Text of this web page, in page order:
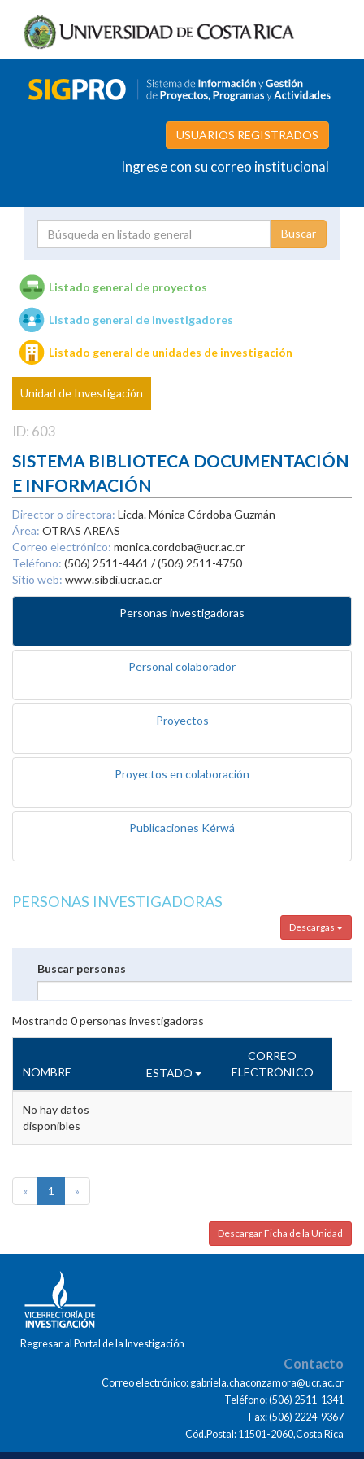
USUARIOS REGISTRADOS
Ingrese con su correo institucional
Unidades de investigación
Listado general de proyectos
Listado general de investigadores
Listado general de unidades de investigación
Unidad de Investigación
ID: 603
SISTEMA BIBLIOTECA DOCUMENTACIÓN
E INFORMACIÓN
Director o directora: Licda. Mónica Córdoba Guzmán
Área: OTRAS AREAS
Correo electrónico: monica.cordoba@ucr.ac.cr
Teléfono: (506) 2511-4461 / (506) 2511-4750
Sitio web: www.sibdi.ucr.ac.cr
Personas investigadoras
Personal colaborador
Proyectos
Proyectos en colaboración
Publicaciones Kérwá
PERSONAS INVESTIGADORAS
Descargas
Buscar personas
Mostrando 0personas investigadoras
NOMBRE ESTADO
CORREO
ELECTRÓNICO
No hay datos
disponibles
« 1 »
Descargar Ficha de la Unidad
Regresar al Portal de la Investigación
Contacto
Correo electrónico: gabriela.chaconzamora@ucr.ac.cr
Teléfono: (506) 2511-1341
Fax: (506) 2224-9367
Cód.Postal: 11501-2060,Costa Rica